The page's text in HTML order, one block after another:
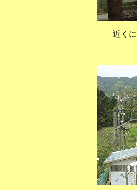
近く